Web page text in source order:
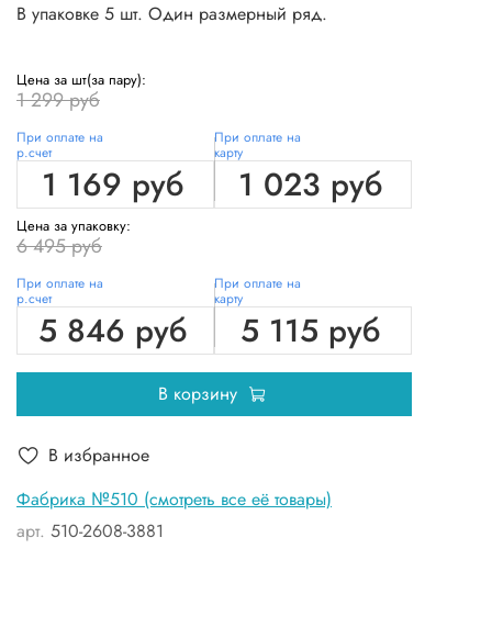
Фабрика №510 (смотреть все её товары)
арт. 510-2608-3881
В упаковке 5 шт. Один размерный ряд.
Цена за шт(за пару):
1 299 руб
При оплате на
р.счет
1 169 руб
При оплате на
карту
1 023 руб
Цена за упаковку:
6 495 руб
При оплате на
р.счет
5 846 руб
При оплате на
карту
5 115 руб
В корзину
В избранное